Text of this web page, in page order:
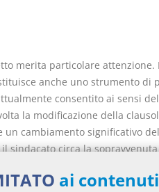
merita particolare attenzione.
anche uno strumento di
consentito ai sensi
la modificazione della
un cambiamento significativo
sindacato circa la
delle società per azioni, in Le
ai